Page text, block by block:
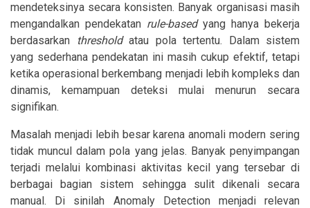
mendeteksinya secara konsisten. Banyak organisasi masih
mengandalkan pendekatan rule-basedyang hanya bekerja
berdasarkan
thresholdatau pola tertentu. Dalam sistem
yang sederhana pendekatan ini masih cukup efektif, tetapi
ketika operasional berkembang menjadi lebih kompleks dan
dinamis, kemampuan deteksi mulai menurun secara
signifikan.
Masalah menjadi lebih besar karena anomali modern sering
tidak muncul dalam pola yang jelas. Banyak penyimpangan
terjadi melalui kombinasi aktivitas kecil yang tersebar di
berbagai bagian sistem sehingga sulit dikenali secara
manual. Di sinilah Anomaly Detection menjadi relevan